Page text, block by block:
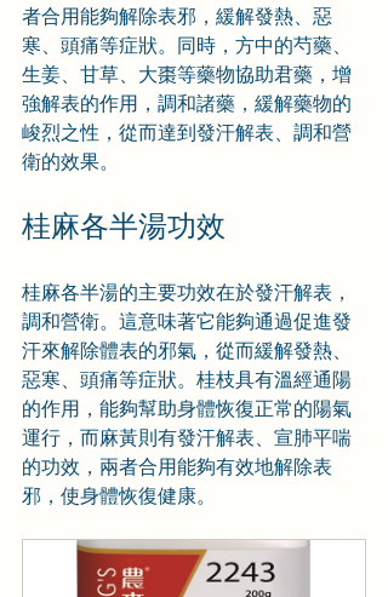
者合用能夠解除表邪，緩解發熱、惡
寒、頭痛等症狀。同時，方中的芍藥、
生姜、甘草、大棗等藥物協助君藥，增
強解表的作用，調和諸藥，緩解藥物的
峻烈之性，從而達到發汗解表、調和營
衛的效果。
桂麻各半湯功效
桂麻各半湯的主要功效在於發汗解表，
調和營衛。這意味著它能夠通過促進發
汗來解除體表的邪氣，從而緩解發熱、
惡寒、頭痛等症狀。桂枝具有溫經通陽
的作用，能夠幫助身體恢復正常的陽氣
運行，而麻黃則有發汗解表、宣肺平喘
的功效，兩者合用能夠有效地解除表
邪，使身體恢復健康。